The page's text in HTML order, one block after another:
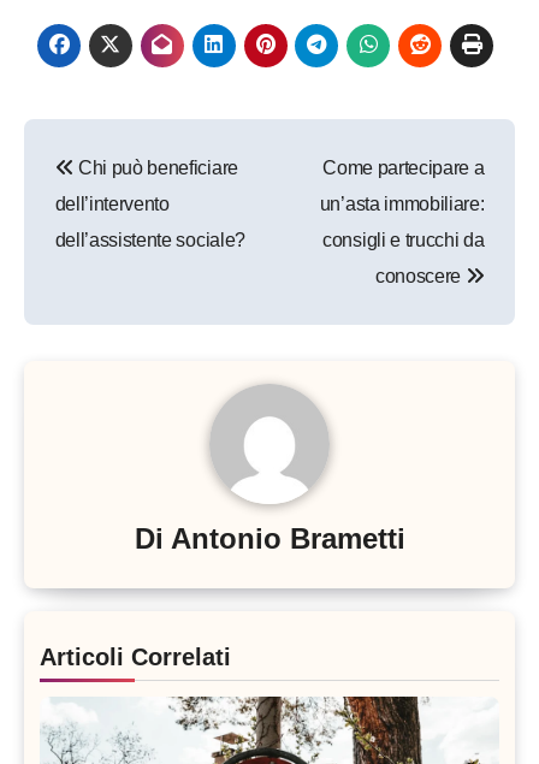
articoli
Chi può beneficiare
dell’intervento
dell’assistente sociale?
Come partecipare a
un’asta immobiliare:
consigli e trucchi da
conoscere
Di Antonio Brametti
Articoli Correlati